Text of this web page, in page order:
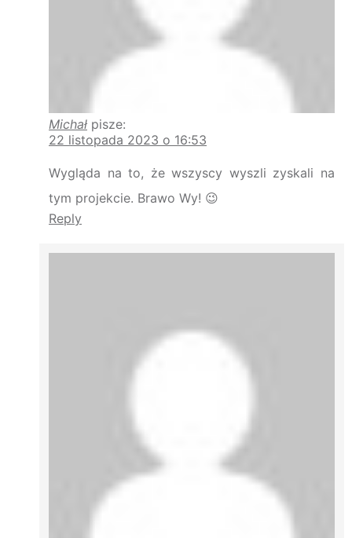
Michał pisze:
22 listopada 2023 o 16:53
Wygląda na to, że wszyscy wyszli zyskali na
tym projekcie. Brawo Wy! 😉
Reply